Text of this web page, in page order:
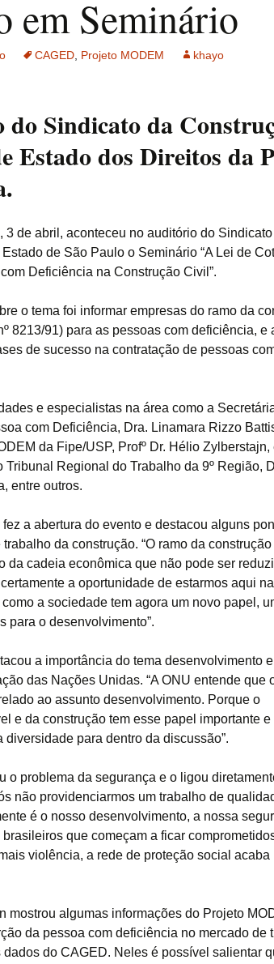
Extrusado ou
maquininha
Gunitagem
Submerso
Alta Resistência
Alta Resistência Inicial
Para Pavimentos
Industriais
Pavimentos Rodoviários
Concreto para Baixas
Temperaturas
Concreto Submetidos a
Altas Temperaturas
Concreto Impermeável
Concreto para
Estruturas Expostas à
Água do Mar ou
Concreto Tipo Grout
Concreto Colorido
em Seminário
CAGED Projeto MODEM khayo
do Sindicato da
Estado dos Direitos da
3 de abril, aconteceu no auditório do Sindicato
de São Paulo o Seminário “A Lei de
Deficiência na Construção Civil”.
o tema foi informar empresas do ramo da
8213/91) para as pessoas com deficiência, e
de sucesso na contratação de pessoas
e especialistas na área como a
com Deficiência, Dra. Linamara Rizzo
da Fipe/USP, Profº Dr. Hélio Zylberstajn,
Tribunal Regional do Trabalho da 9º Região,
entre outros.
a abertura do evento e destacou alguns
da construção. “O ramo da construção
da cadeia econômica que não pode ser
a oportunidade de estarmos aqui
a sociedade tem agora um novo papel,
para o desenvolvimento”.
a importância do tema desenvolvimento e
das Nações Unidas. “A ONU entende que
ao assunto desenvolvimento. Porque o
e da construção tem esse papel importante
diversidade para dentro da discussão”.
o problema da segurança e o ligou
não providenciarmos um trabalho de
é o nosso desenvolvimento, a nossa
que começam a ficar
violência, a rede de proteção social acaba
mostrou algumas informações do Projeto
da pessoa com deficiência no mercado de
do CAGED. Neles é possível salientar